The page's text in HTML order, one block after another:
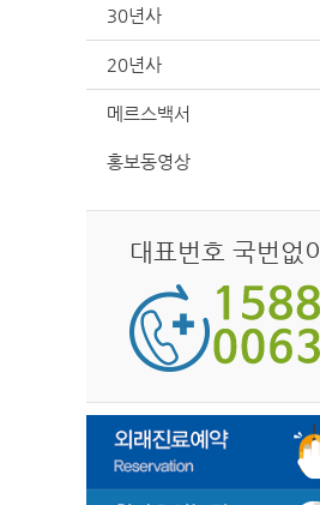
30년사
20년사
메르스백서
홍보동영상
대표번호 국번없이